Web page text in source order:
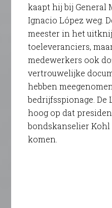
kaapt hij bij General
Ignacio López weg.
meester in het
toeleveranciers,
medewerkers ook
vertrouwelijke
hebben
bedrijfsspionage.
hoog op dat
bondskanselier Kohl
komen.